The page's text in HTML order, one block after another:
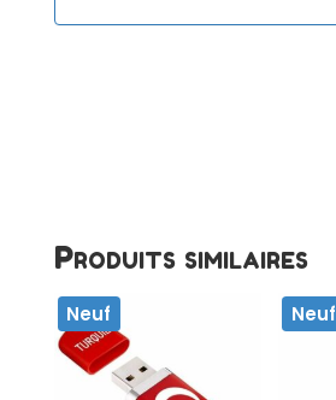
Produits similaires
Neuf Neuf